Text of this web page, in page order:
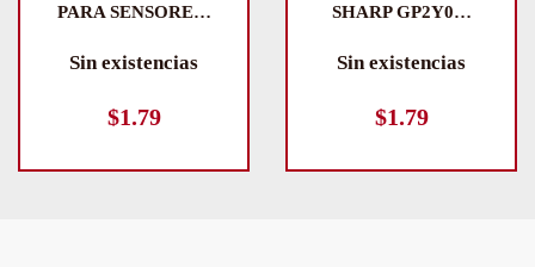
PARA SENSORE…
Sin existencias
$1.79
SHARP GP2Y0…
Sin existencias
$1.79